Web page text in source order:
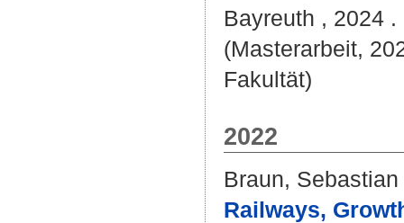
Bayreuth , 2024 .
(Masterarbeit,
Fakultät)
2022
Braun, Sebastian
Railways,